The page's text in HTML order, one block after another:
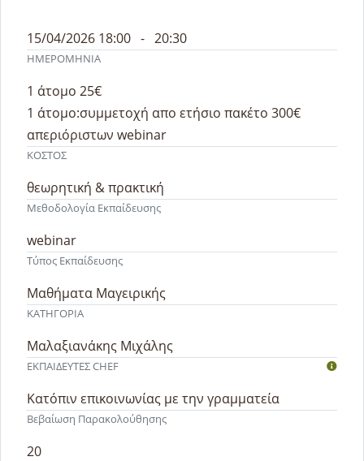
ΗΜΕΡΟΜΗΝΙΑ
15/04/2026 18:00 - 20:30
ΚΟΣΤΟΣ
1 άτομο 25€
1 άτομο:συμμετοχή απο ετήσιο πακέτο 300€
απεριόριστων webinar
Μεθοδολογία Εκπαίδευσης
θεωρητική & πρακτική
Τύπος Εκπαίδευσης
webinar
ΚΑΤΗΓΟΡΙΑ
Μαθήματα Μαγειρικής
ΕΚΠΑΙΔΕΥΤEΣ CHEF
Μαλαξιανάκης Μιχάλης
Βεβαίωση Παρακολούθησης
Κατόπιν επικοινωνίας με την γραμματεία
20